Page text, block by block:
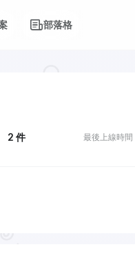
部落格
2 件 最後上線時間